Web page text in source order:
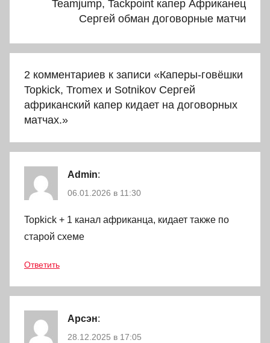
Teamjump, Tackpoint капер Африканец
Сергей обман договорные матчи
2 комментариев к записи «Каперы-говёшки
Topkick, Tromex и Sotnikov Сергей
африканский капер кидает на договорных
матчах.»
Admin:
06.01.2026 в 11:30
Topkick + 1 канал африканца, кидает также по
старой схеме
Ответить
Арсэн:
28.12.2025 в 17:05